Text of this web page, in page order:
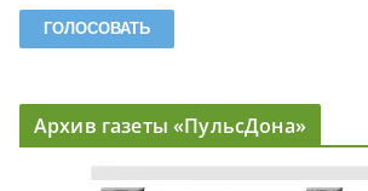
Архив газеты «ПульсДона»